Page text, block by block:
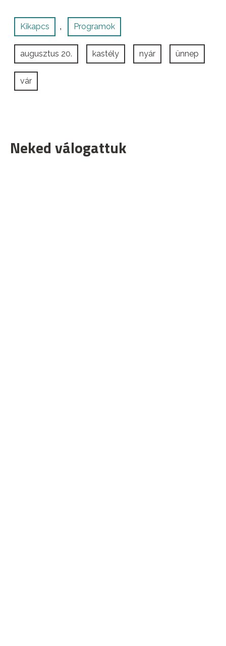
Kikapcs , Programok
augusztus 20. kastély nyár ünnep
vár
Neked válogattuk